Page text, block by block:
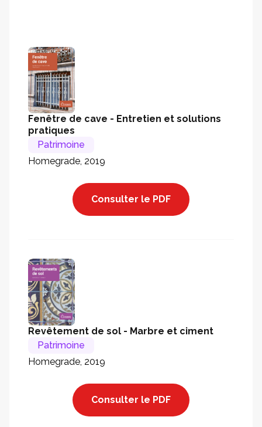
Fenêtre de cave - Entretien et solutions
pratiques
Patrimoine
Homegrade, 2019
Consulter le PDF
Revêtement de sol - Marbre et ciment
Patrimoine
Homegrade, 2019
Consulter le PDF